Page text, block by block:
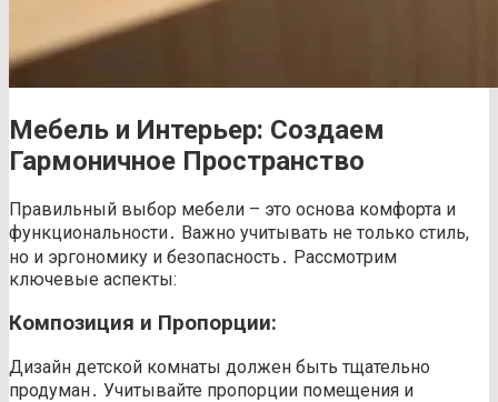
Мебель и Интерьер: Создаем
Гармоничное Пространство
Правильный выбор мебели – это основа комфорта и
функциональности․ Важно учитывать не только стиль,
но и эргономику и безопасность․ Рассмотрим
ключевые аспекты:
Композиция и Пропорции:
Дизайн детской комнаты должен быть тщательно
продуман․ Учитывайте пропорции помещения и